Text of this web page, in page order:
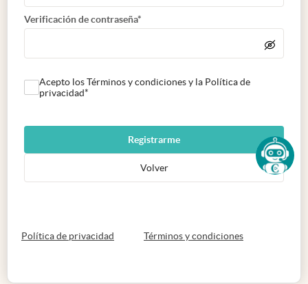
Verificación de contraseña*
Acepto los Términos y condiciones y la Política de
privacidad*
Registrarme
Volver
Política de privacidad abre en nueva pestaña
Términos y condicionesabre en nueva